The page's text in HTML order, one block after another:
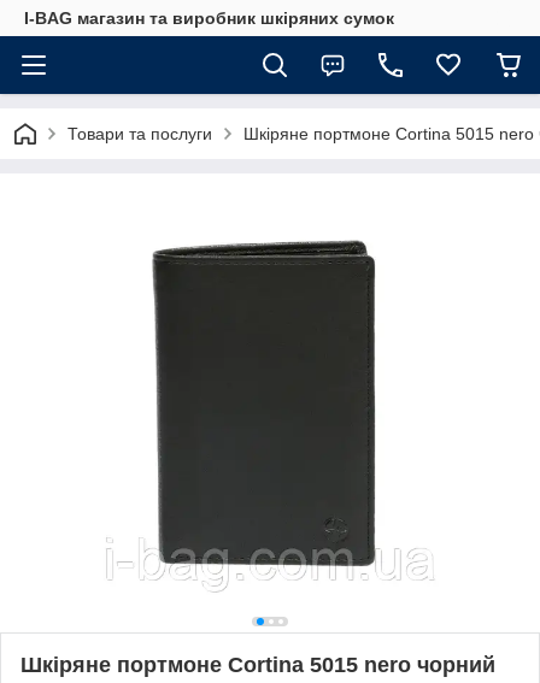
I-BAG магазин та виробник шкіряних сумок
Товари та послуги Шкіряне портмоне Cortina 5015 nero
Шкіряне портмоне Cortina 5015 nero чорний